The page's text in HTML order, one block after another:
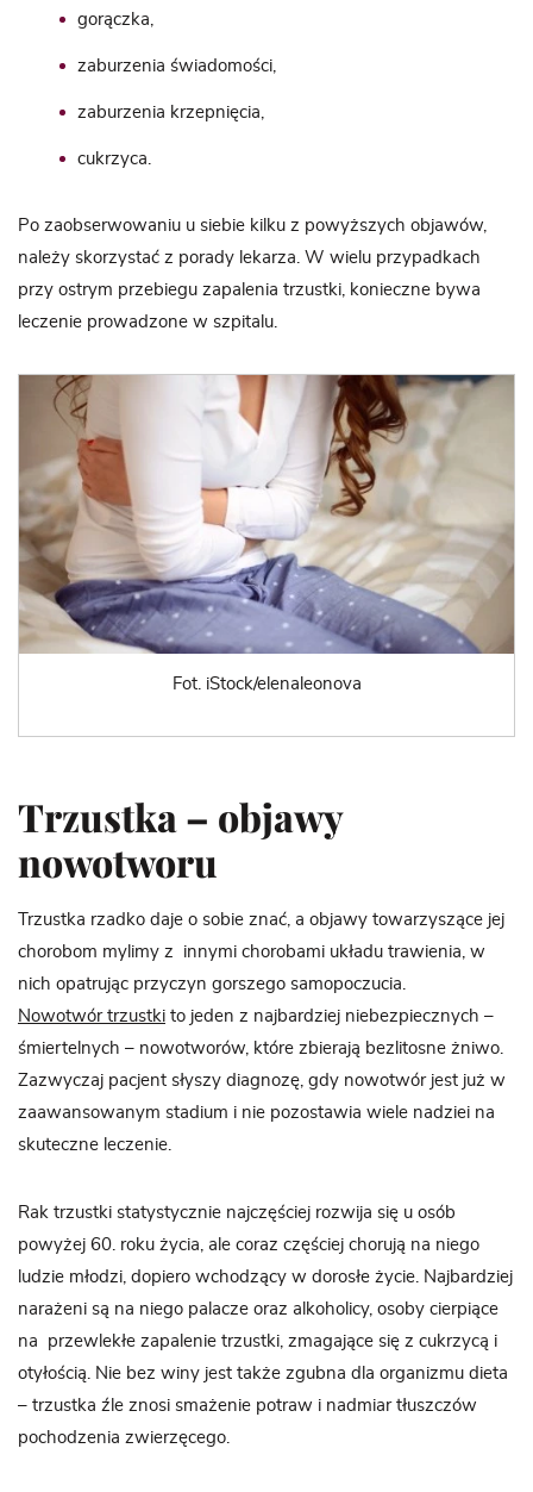
gorączka,
zaburzenia świadomości,
zaburzenia krzepnięcia,
cukrzyca
Po zaobserwowaniu u siebie kilku z powyższych objawów,
należy skorzystać z porady lekarza. W wielu przypadkach
przy ostrym przebiegu zapalenia trzustki, konieczne bywa
leczenie prowadzone w szpitalu.
Fot. iStock/elenaleonova
Trzustka – objawy
nowotworu
Trzustka rzadko daje o sobie znać, a objawy towarzyszące jej
chorobom mylimy z innymi chorobami układu trawienia, w
nich opatrując przyczyn gorszego samopoczucia.
Nowotwór trzustki to jeden z najbardziej niebezpiecznych –
śmiertelnych – nowotworów, które zbierają bezlitosne żniwo.
Zazwyczaj pacjent słyszy diagnozę, gdy nowotwór jest już w
zaawansowanym stadium i nie pozostawia wiele nadziei na
skuteczne leczenie.
Rak trzustki statystycznie najczęściej rozwija się u osób
powyżej 60. roku życia, ale coraz częściej chorują na niego
ludzie młodzi, dopiero wchodzący w dorosłe życie. Najbardziej
narażeni są na niego palacze oraz alkoholicy, osoby cierpiące
na przewlekłe zapalenie trzustki, zmagające się z cukrzycą i
otyłością. Nie bez winy jest także zgubna dla organizmu dieta
– trzustka źle znosi smażenie potraw i nadmiar tłuszczów
pochodzenia zwierzęcego.